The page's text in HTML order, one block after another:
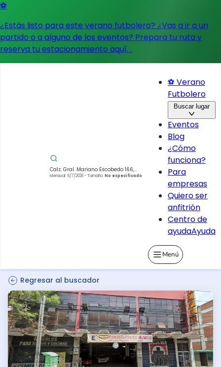
⚽
¿Estás listo para este verano futbolero? ¿Vas a ir a un
partido o a alguno de los eventos? Prepara tu ruta y
reserva tu estacionamiento aquí. .
Calz. Gral. Mariano Escobedo 166,
Mariano Escobedo, Miguel Hidalgo,
Mensual: 6/7/2026- Tamaño: No especificado
⚽ Verano
Futbolero
Buscar lugar
Eventos
Blog
¿Cómo
funciona?
Para
empresas
Quiero ser
anfitrión
Centro de
ayudaAyuda
Menú
Regresar al buscador